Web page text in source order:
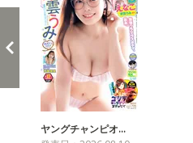
ヤングチャンピオ…